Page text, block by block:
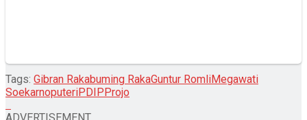
Tags: Gibran Rakabuming RakaGuntur RomliMegawati
SoekarnoputeriPDIPProjo